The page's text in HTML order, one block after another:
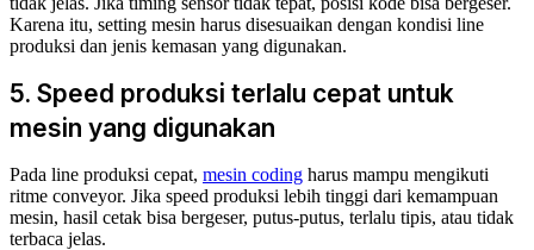
Karena itu, setting mesin harus disesuaikan dengan kondisi line
produksi dan jenis kemasan yang digunakan.
5. Speed produksi terlalu cepat untuk
mesin yang digunakan
Pada line produksi cepat, mesin coding harus mampu mengikuti
ritme conveyor. Jika speed produksi lebih tinggi dari kemampuan
mesin, hasil cetak bisa bergeser, putus-putus, terlalu tipis, atau tidak
terbaca jelas.